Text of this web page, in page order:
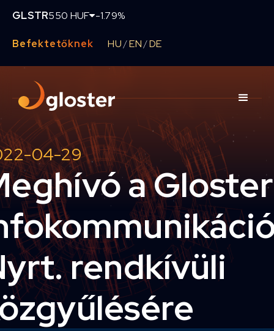
GLSTR550 HUF -1.79%
Befektetőknek HU /EN /DE
04-29
a Gloster
rendkívüli